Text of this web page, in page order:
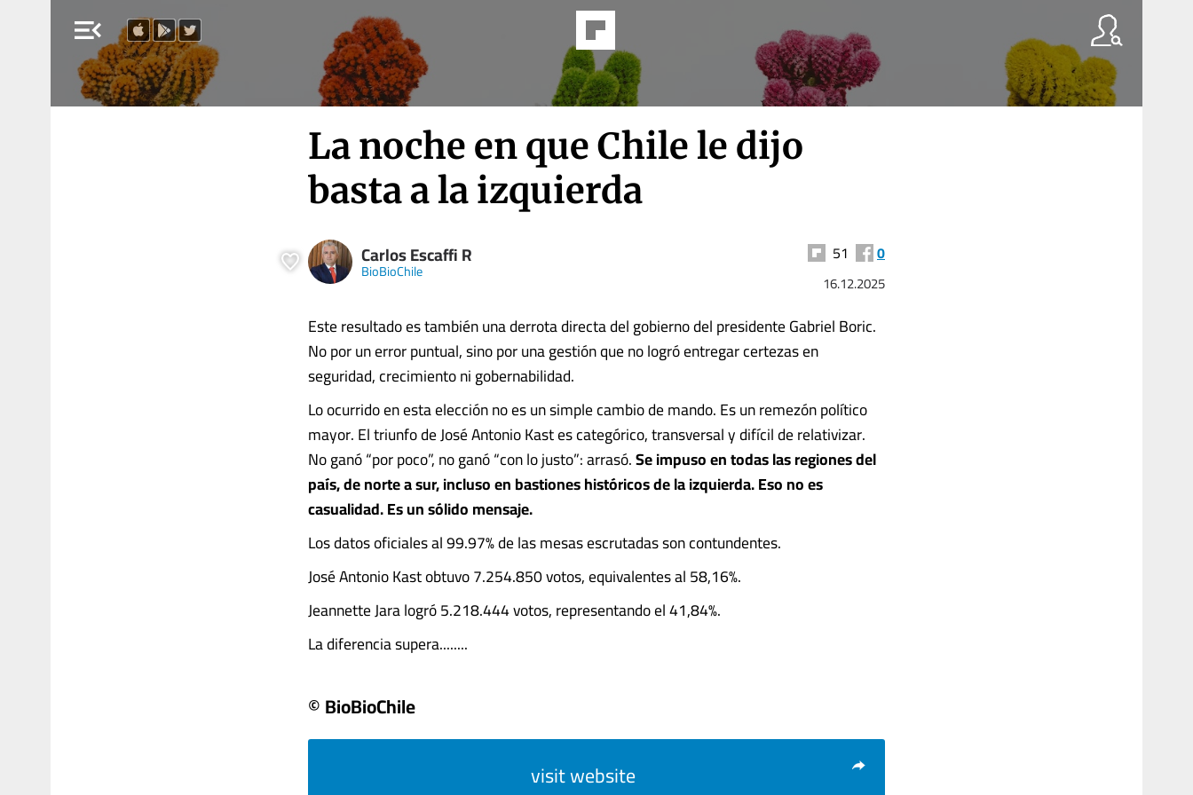
menu_open
La noche en que Chile le dijo
basta a la izquierda
Carlos Escaffi R
BioBioChile
51 0
16.12.2025
Este resultado es también una derrota directa del gobierno del presidente Gabriel Boric.
No por un error puntual, sino por una gestión que no logró entregar certezas en
seguridad, crecimiento ni gobernabilidad.
Lo ocurrido en esta elección no es un simple cambio de mando. Es un remezón político
mayor. El triunfo de José Antonio Kast es categórico, transversal y difícil de relativizar.
No ganó “por poco”, no ganó “con lo justo”: arrasó.Se impuso en todas las regiones del
país, de norte a sur, incluso en bastiones históricos de la izquierda. Eso no es
casualidad. Es un sólido mensaje.
Los datos oficiales al 99.97% de las mesas escrutadas son contundentes.
José Antonio Kast obtuvo 7.254.850 votos, equivalentes al 58,16%.
Jeannette Jara logró 5.218.444 votos, representando el 41,84%.
La diferencia supera........
© BioBioChile
visit website